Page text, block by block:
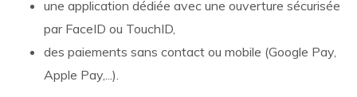
une application dédiée avec une ouverture sécurisée
par FaceID ou TouchID,
des paiements sans contact ou mobile (Google Pay,
Apple Pay,...).